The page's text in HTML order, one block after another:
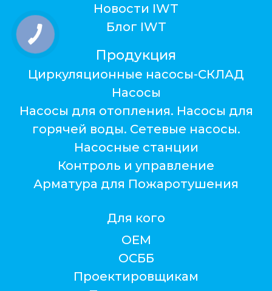
Новости IWT
Блог IWT
Продукция
Циркуляционные насосы-СКЛАД
Насосы
Насосы для отопления. Насосы для
горячей воды. Сетевые насосы.
Насосные станции
Контроль и управление
Арматура для Пожаротушения
Для кого
ОЕМ
ОСББ
Проектировщикам